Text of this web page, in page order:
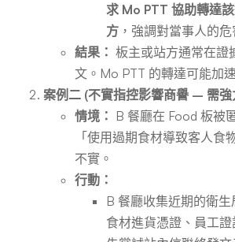
求 Mo PTT 協助轉達
方 ，強調對當事人的危
結果： 板主或站方通常在證
文。Mo PTT 的轉達可能加
案例二 (不實指控影響商譽 – 需強
情境： B 餐廳在 Food 板被
「使用過期食材導致客人食
不實。
行動：
B 餐廳收集近期的衛生
食材進貨憑證、員工證